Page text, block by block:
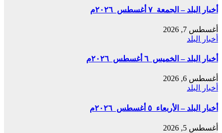
أخبار البلد – الجمعة ٧ أغسطس ٢٠٢٦م
أغسطس 7, 2026
أخبار البلد
أخبار البلد – الخميس ٦ أغسطس ٢٠٢٦م
أغسطس 6, 2026
أخبار البلد
أخبار البلد – الأربعاء ٥ أغسطس ٢٠٢٦م
أغسطس 5, 2026